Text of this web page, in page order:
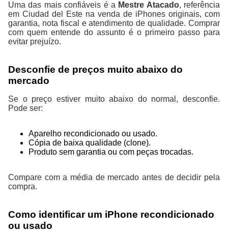
Uma das mais confiáveis é a Mestre Atacado, referência
em Ciudad del Este na venda de iPhones originais, com
garantia, nota fiscal e atendimento de qualidade. Comprar
com quem entende do assunto é o primeiro passo para
evitar prejuízo.
Desconfie de preços muito abaixo do
mercado
Se o preço estiver muito abaixo do normal, desconfie.
Pode ser:
Aparelho recondicionado ou usado.
Cópia de baixa qualidade (clone).
Produto sem garantia ou com peças trocadas.
Compare com a média de mercado antes de decidir pela
compra.
Como identificar um iPhone recondicionado
ou usado